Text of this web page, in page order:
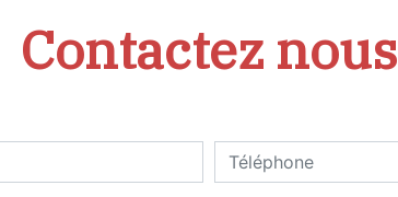
Contactez nous